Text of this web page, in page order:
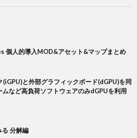
個人的導入MOD&アセット&マップまとめ
(iGPU)と外部グラフィックボード(dGPU)を同
など高負荷ソフトウェアのみdGPUを利用
分解編